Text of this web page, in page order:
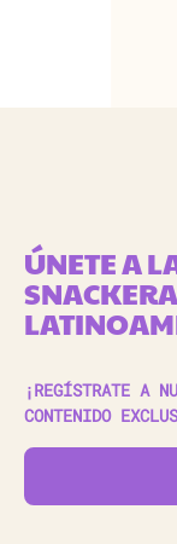
ÚNETE A
¡REGÍSTRATE A
CONTENIDO